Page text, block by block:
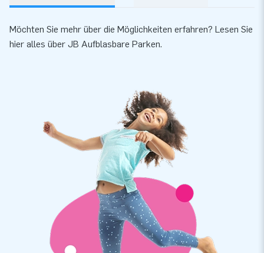
Möchten Sie mehr über die Möglichkeiten erfahren? Lesen Sie
hier alles über JB Aufblasbare Parken.